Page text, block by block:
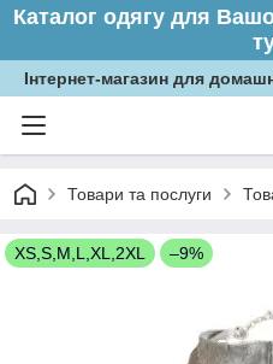
Каталог одягу для
Інтернет-магазин для
Товари та послуги
XS,S,M,L,XL,2XL –9%